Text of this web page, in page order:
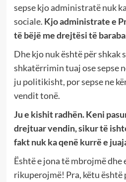
sepse kjo administratë nuk
sociale. Kjo administrate e
të bëjë me drejtësi të
Dhe kjo nuk është për shkak
shkatërrimin tuaj ose sepse
ju politikisht, por sepse ne
vendit tonë.
Ju e kishit radhën. Keni
drejtuar vendin, sikur të
fakt nuk ka qenë kurrë e
Është e jona të mbrojmë dhe
rikuperojmë! Pra, këtu është